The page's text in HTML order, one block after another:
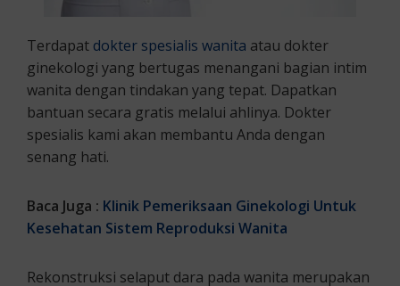
Terdapat dokter spesialis wanita atau dokter
ginekologi yang bertugas menangani bagian intim
wanita dengan tindakan yang tepat. Dapatkan
bantuan secara gratis melalui ahlinya. Dokter
spesialis kami akan membantu Anda dengan
senang hati.
Baca Juga : Klinik Pemeriksaan Ginekologi Untuk
Kesehatan Sistem Reproduksi Wanita
Rekonstruksi selaput dara pada wanita merupakan